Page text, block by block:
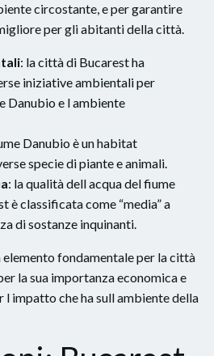
circostante, e per garantire
per gli abitanti della città.
: la città di Bucarest ha
iniziative ambientali per
Danubio e l ambiente
Danubio è un habitat
specie di piante e animali.
: la qualità dell acqua del fiume
è classificata come “media” a
di sostanze inquinanti.
elemento fondamentale per la città
la sua importanza economica e
l impatto che ha sull ambiente della